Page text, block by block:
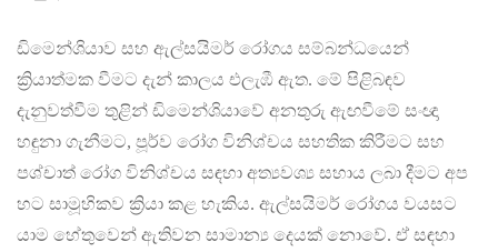
ඩිමෙන්ශියාව සහ ඇල්සයිමර් රෝගය සම්බන්ධයෙන්
ක්‍රියාත්මක වීමට දැන් කාලය එලැඹී ඇත. මේ පිළිබඳව
දැනුවත්වීම තුළින් ඩිමෙන්ශියාවේ අනතුරු ඇඟවීමේ සංඥා
හඳුනා ගැනීමට, පූර්ව රෝග විනිශ්චය සහතික කිරීමට සහ
පශ්චාත් රෝග විනිශ්චය සඳහා අත්‍යවශ්‍ය සහාය ලබා දීමට අප
හට සාමූහිකව ක්‍රියා කළ හැකිය. ඇල්සයිමර් රෝගය වයසට
යාම හේතුවෙන් ඇතිවන සාමාන්‍ය දෙයක් නොවේ. ඒ සඳහා